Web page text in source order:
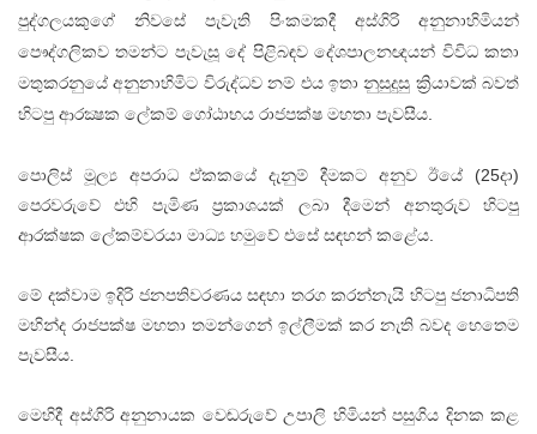
පුද්ගලයකුගේ නිවසේ පැවැති පිංකමකදී අස්‌ගිරි අනුනාහිමියන්
පෞද්ගලිකව තමන්ට පැවැසූ දේ පිළිබඳව දේශපාලනඥයන් විවිධ කතා
මතුකරනුයේ අනුනාහිමිට විරුද්ධව නම් එය ඉතා නුසුදුසු ක්‍රියාවක්‌ බවත්
හිටපු ආරක්‍ෂක ලේකම් ගෝඨාභය රාජපක්‌ෂ මහතා පැවසීය.
පොලිස්‌ මූල්‍ය අපරාධ ඒකකයේ දැනුම් දීමකට අනුව ඊයේ (25දා)
පෙරවරුවේ එහි පැමිණ ප්‍රකාශයක්‌ ලබා දීමෙන් අනතුරුව හිටපු
ආරක්‌ෂක ලේකම්වරයා මාධ්‍ය හමුවේ එසේ සඳහන් කළේය.
මේ දක්‌වාම ඉදිරි ජනපතිවරණය සඳහා තරග කරන්නැයි හිටපු ජනාධිපති
මහින්ද රාජපක්‌ෂ මහතා තමන්ගෙන් ඉල්ලීමක්‌ කර නැති බවද හෙතෙම
පැවසීය.
මෙහිදී අස්‌ගිරි අනුනායක වෙඬරුවේ උපාලි හිමියන් පසුගිය දිනක කළ